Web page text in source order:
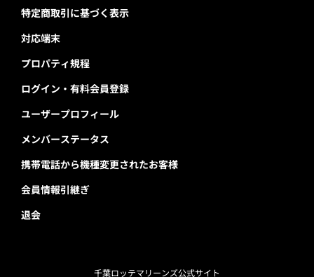
特定商取引に基づく表示
対応端末
プロパティ規程
ログイン・有料会員登録
ユーザープロフィール
メンバーステータス
携帯電話から機種変更されたお客様
会員情報引継ぎ
退会
千葉ロッテマリーンズ公式サイト